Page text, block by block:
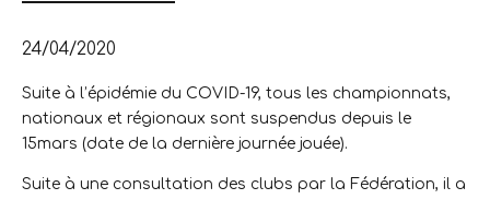
24/04/2020
Suite à l’épidémie du COVID-19, tous les championnats,
nationaux et régionaux sont suspendus depuis le
15mars (date de la dernière journée jouée).
Suite à une consultation des clubs par la Fédération, il a